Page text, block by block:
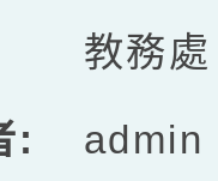
教務處
admin